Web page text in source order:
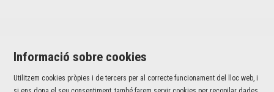
Informació sobre cookies
Utilitzem cookies pròpies i de tercers per al correcte funcionament del lloc web, i